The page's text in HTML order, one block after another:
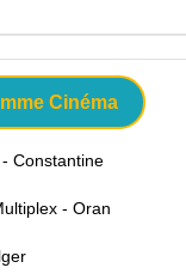
Cinéma
Constantine
- Oran